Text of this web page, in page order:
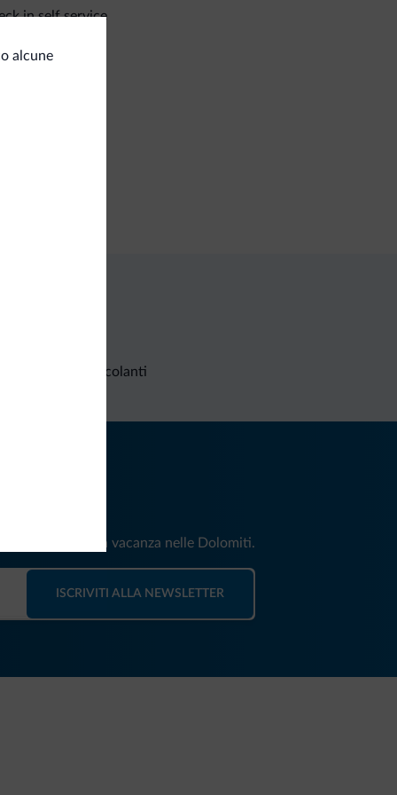
in self service
alcune
Richieste non vincolanti
news per la tua vacanza nelle Dolomiti.
ISCRIVITI ALLA NEWSLETTER